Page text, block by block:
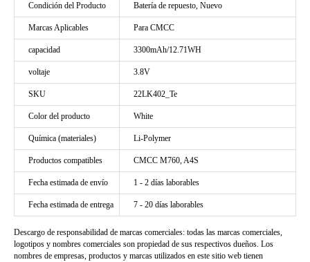
Condición del Producto Batería de repuesto, Nuevo
Marcas Aplicables Para CMCC
capacidad 3300mAh/12.71WH
voltaje 3.8V
SKU 22LK402_Te
Color del producto White
Química (materiales) Li-Polymer
Productos compatibles CMCC M760, A4S
Fecha estimada de envío 1 - 2 días laborables
Fecha estimada de entrega 7 - 20 días laborables
Descargo de responsabilidad de marcas comerciales: todas las marcas comerciales,
logotipos y nombres comerciales son propiedad de sus respectivos dueños. Los
nombres de empresas, productos y marcas utilizados en este sitio web tienen